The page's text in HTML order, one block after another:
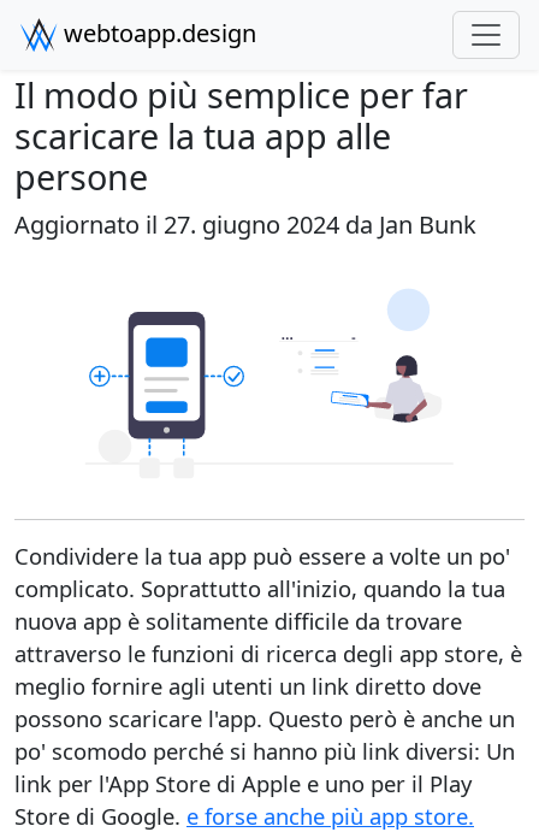
webtoapp.design
Il modo più semplice per far
scaricare la tua app alle
persone
Aggiornato il 27. giugno 2024 da Jan Bunk
Condividere la tua app può essere a volte un po'
complicato. Soprattutto all'inizio, quando la tua
nuova app è solitamente difficile da trovare
attraverso le funzioni di ricerca degli app store, è
meglio fornire agli utenti un link diretto dove
possono scaricare l'app. Questo però è anche un
po' scomodo perché si hanno più link diversi: Un
link per l'App Store di Apple e uno per il Play
Store di Google. e forse anche più app store.